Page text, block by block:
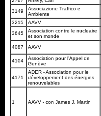
3149
Associazione Traffico e
Ambiente
3215 AAVV
3645
Association contre le nucleaire
et son monde
4087 AAVV
4104
Association pour l'Appel de
Genève
4171
ADER - Association pour le
développement des énergies
renouvelables
1 AAVV - con James J. Martin